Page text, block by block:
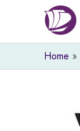
de
Home